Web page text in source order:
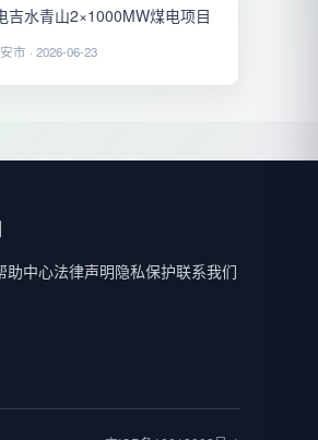
吉水青山2×1000MW煤电项目
市 · 2026-06-23
助中心法律声明隐私保护联系我们